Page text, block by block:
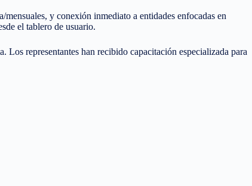
y conexión inmediato a entidades enfocadas en
el tablero de usuario.
representantes han recibido capacitación especializada para